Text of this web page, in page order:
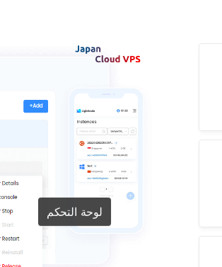
لوحة التحكم